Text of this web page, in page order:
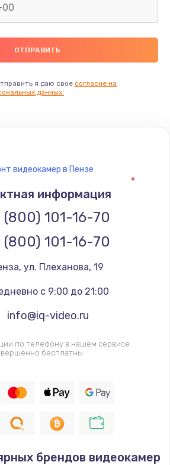
я даю свое согласие на
данных.
видеокамер в Пензе
информация
(800) 101-16-70
(800) 101-16-70
, ул. Плеханова, 19
с 9:00 до 21:00
info@iq-video.ru
по телефону в нашем сервисе
бесплатны
брендов видеокамер